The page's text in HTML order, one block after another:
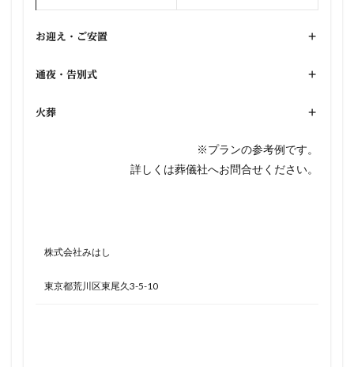
お迎え・ご安置 +
通夜・告別式 +
火葬 +
※プランの参考例です。
詳しくは葬儀社へお問合せください。
株式会社みはし
東京都荒川区東尾久3-5-10